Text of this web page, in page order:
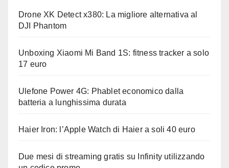
Drone XK Detect x380: La migliore alternativa al
DJI Phantom
Unboxing Xiaomi Mi Band 1S: fitness tracker a solo
17 euro
Ulefone Power 4G: Phablet economico dalla
batteria a lunghissima durata
Haier Iron: l’Apple Watch di Haier a soli 40 euro
Due mesi di streaming gratis su Infinity utilizzando